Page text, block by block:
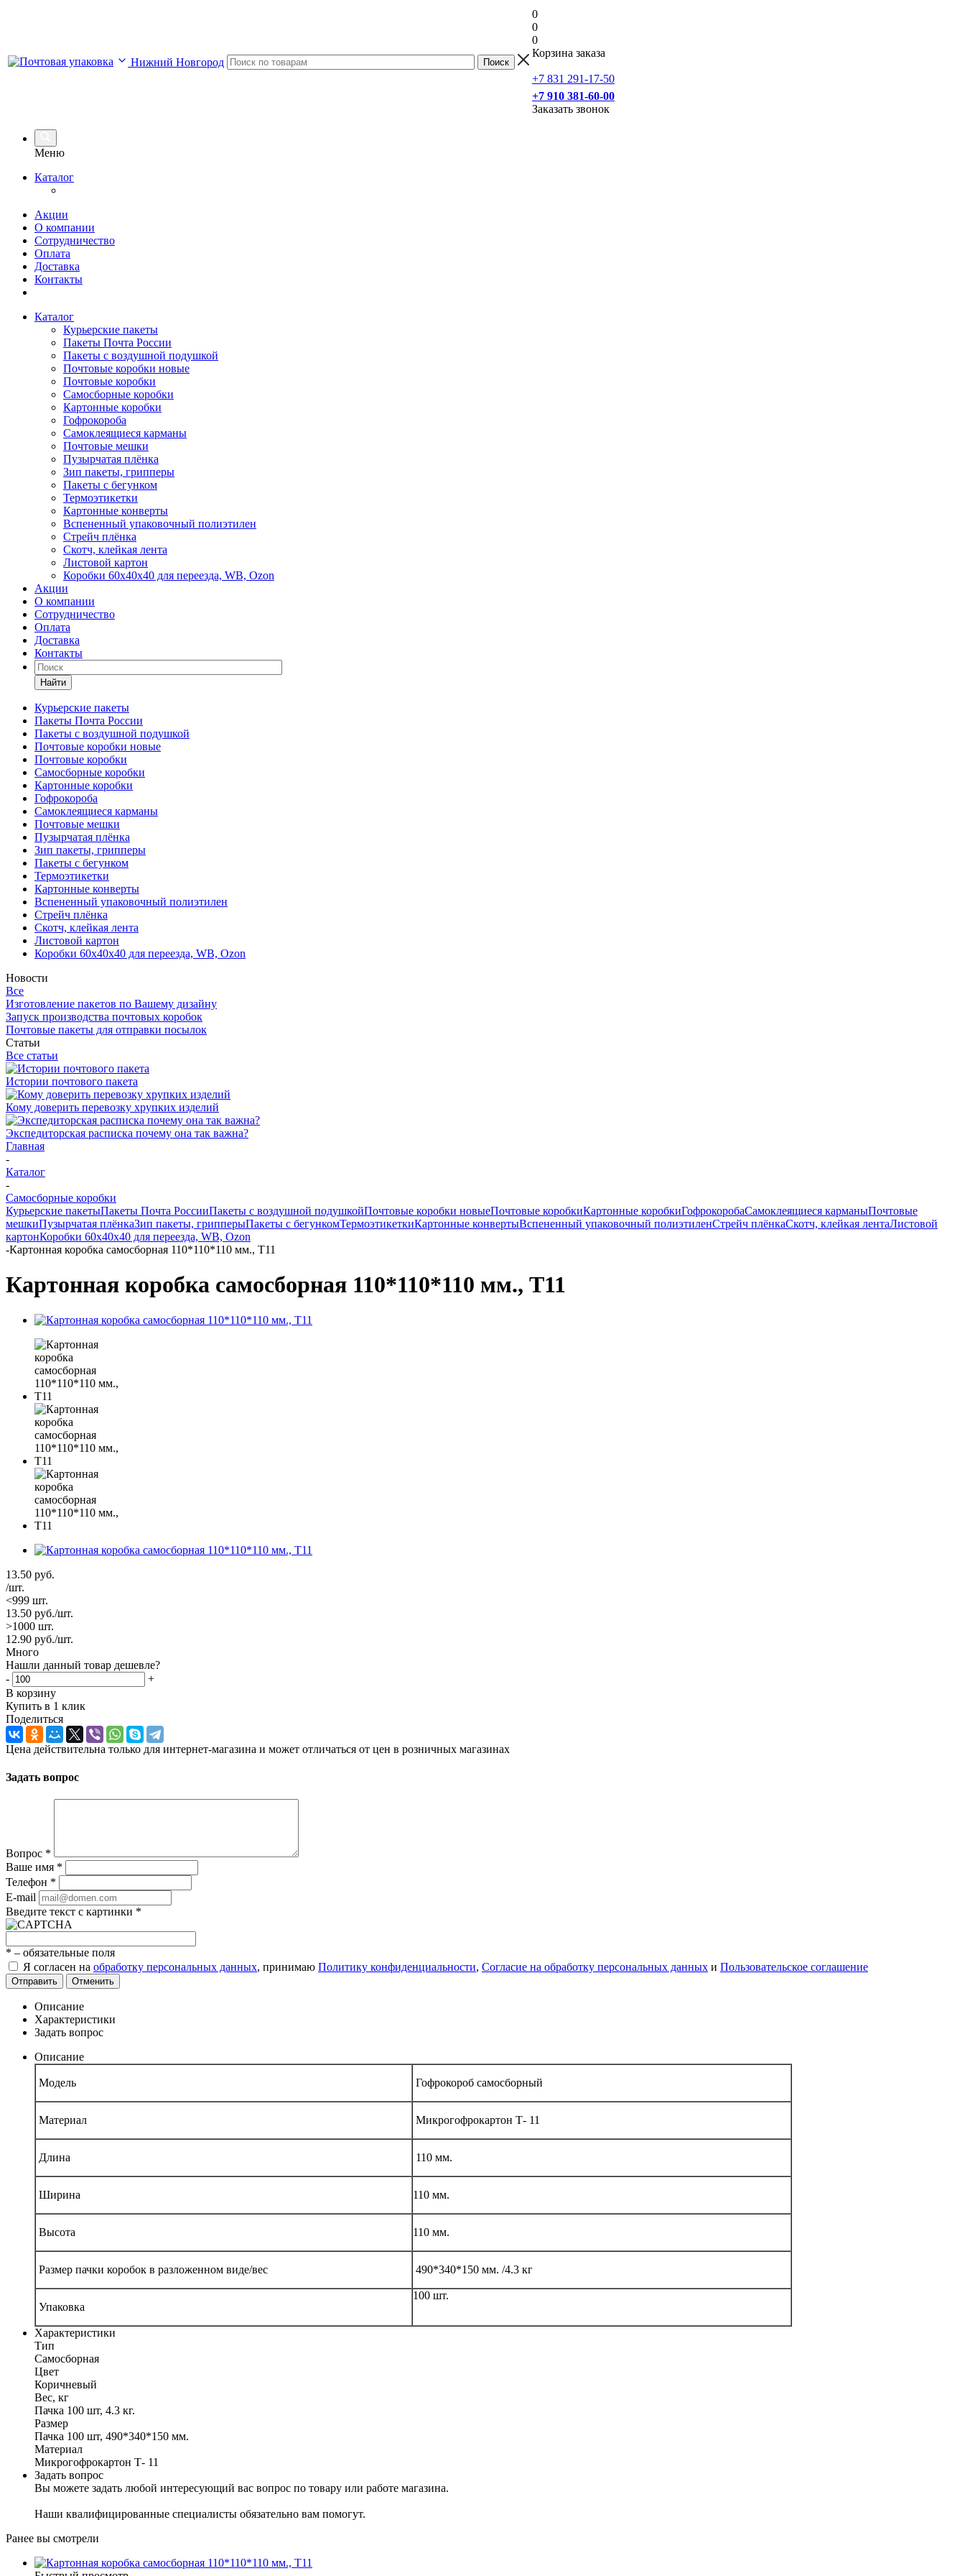
Нижний Новгород
0
0
0
Корзина заказа
+7 831 291-17-50
+7 910 381-60-00
Заказать звонок
Меню
Каталог
Акции
О компании
Сотрудничество
Оплата
Доставка
Контакты
Каталог
Курьерские пакеты
Пакеты Почта России
Пакеты с воздушной подушкой
Почтовые коробки новые
Почтовые коробки
Самосборные коробки
Картонные коробки
Гофрокороба
Самоклеящиеся карманы
Почтовые мешки
Пузырчатая плёнка
Зип пакеты, грипперы
Пакеты с бегунком
Термоэтикетки
Картонные конверты
Вспененный упаковочный полиэтилен
Стрейч плёнка
Скотч, клейкая лента
Листовой картон
Коробки 60х40х40 для переезда, WB, Ozon
Акции
О компании
Сотрудничество
Оплата
Доставка
Контакты
Найти
Курьерские пакеты
Пакеты Почта России
Пакеты с воздушной подушкой
Почтовые коробки новые
Почтовые коробки
Самосборные коробки
Картонные коробки
Гофрокороба
Самоклеящиеся карманы
Почтовые мешки
Пузырчатая плёнка
Зип пакеты, грипперы
Пакеты с бегунком
Термоэтикетки
Картонные конверты
Вспененный упаковочный полиэтилен
Стрейч плёнка
Скотч, клейкая лента
Листовой картон
Коробки 60х40х40 для переезда, WB, Ozon
Новости
Все
Изготовление пакетов по Вашему дизайну
Запуск производства почтовых коробок
Почтовые пакеты для отправки посылок
Статьи
Все статьи
Истории почтового пакета
Кому доверить перевозку хрупких изделий
Экспедиторская расписка почему она так важна?
Главная
-
Каталог
-
Самосборные коробки
Курьерские пакетыПакеты Почта РоссииПакеты с воздушной подушкойПочтовые коробки новыеПочтовые коробкиКартонные коробкиГофрокоробаСамоклеящиеся карманыПочтовые
мешкиПузырчатая плёнкаЗип пакеты, грипперыПакеты с бегункомТермоэтикеткиКартонные конвертыВспененный упаковочный полиэтиленСтрейч плёнкаСкотч, клейкая лентаЛистовой
картонКоробки 60х40х40 для переезда, WB, Ozon
-Картонная коробка самосборная 110*110*110 мм., Т11
Картонная коробка самосборная 110*110*110 мм., Т11
13.50 руб.
/шт.
<999 шт.
13.50 руб./шт.
>1000 шт.
12.90 руб./шт.
Много
Нашли данный товар дешевле?
-
+
В корзину
Купить в 1 клик
Поделиться
Цена действительна только для интернет-магазина и может отличаться от цен в розничных магазинах
Задать вопрос
Вопрос *
Ваше имя *
Телефон *
E-mail
Введите текст с картинки *
* – обязательные поля
Я согласен на обработку персональных данных, принимаю Политику конфиденциальности, Согласие на обработку персональных данных и Пользовательское соглашение
Отправить Отменить
Описание
Характеристики
Задать вопрос
Описание
Модель Гофрокороб самосборный
Материал Микрогофрокартон Т- 11
Длина 110 мм.
Ширина 110 мм.
Высота 110 мм.
Размер пачки коробок в разложенном виде/вес 490*340*150 мм. /4.3 кг
Упаковка
100 шт.
Характеристики
Тип
Самосборная
Цвет
Коричневый
Вес, кг
Пачка 100 шт, 4.3 кг.
Размер
Пачка 100 шт, 490*340*150 мм.
Материал
Микрогофрокартон Т- 11
Задать вопрос
Вы можете задать любой интересующий вас вопрос по товару или работе магазина.
Наши квалифицированные специалисты обязательно вам помогут.
Ранее вы смотрели